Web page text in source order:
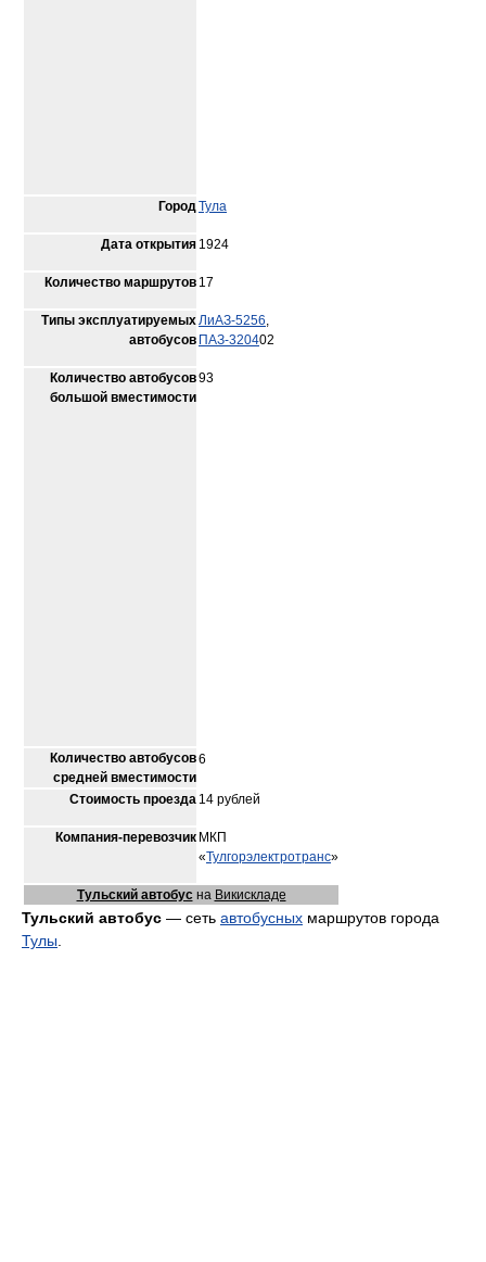
ГородТула
Дата открытия 1924
Количество маршрутов 17
Типы эксплуатируемых
автобусов
ЛиАЗ-5256,
ПАЗ-320402
Количество автобусов
большой вместимости
93
Количество автобусов
средней вместимости
6
Стоимость проезда 14 рублей
Компания-перевозчик МКП
«Тулгорэлектротранс»
Тульский автобус на Викискладе
Тульский автобус — сеть автобусных маршрутов города
Тулы